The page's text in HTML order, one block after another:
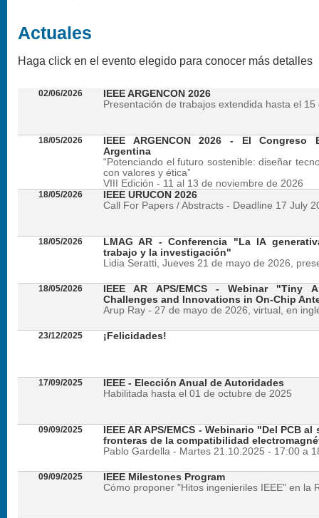
Actuales
Haga click en el evento elegido para conocer más detalles
02/06/2026
IEEE ARGENCON 2026
Presentación de trabajos extendida hasta el 15
18/05/2026
IEEE ARGENCON 2026 - El
Argentina
“Potenciando el futuro sostenible: diseñar
con valores y ética”
VIII Edición - 11 al 13 de noviembre de 2026
18/05/2026
IEEE URUCON 2026
Call For Papers / Abstracts - Deadline 17 July
18/05/2026
LMAG AR - Conferencia "La IA
trabajo y la investigación"
Lidia Seratti, Jueves 21 de mayo de 2026,
18/05/2026
IEEE AR APS/EMCS - Webinar "Tiny
Challenges and Innovations in On-Chip
Arup Ray - 27 de mayo de 2026, virtual, en
23/12/2025 ¡Felicidades!
17/09/2025
IEEE - Elección Anual de Autoridades
Habilitada hasta el 01 de octubre de 2025
09/09/2025
IEEE AR APS/EMCS - Webinario "Del PCB
fronteras de la compatibilidad
Pablo Gardella - Martes 21.10.2025 - 17:00 a
09/09/2025
IEEE Milestones Program
Cómo proponer "Hitos ingenieriles IEEE" en la